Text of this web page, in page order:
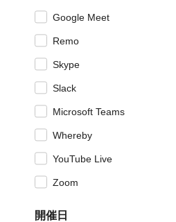
Google Meet
Remo
Skype
Slack
Microsoft Teams
Whereby
YouTube Live
Zoom
開催日